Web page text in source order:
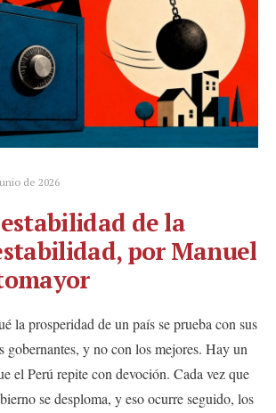
de 2026
de la
por Manuel
la prosperidad de un país se prueba con sus
gobernantes, y no con los mejores. Hay un
el Perú repite con devoción. Cada vez que
se desploma, y eso ocurre seguido, los